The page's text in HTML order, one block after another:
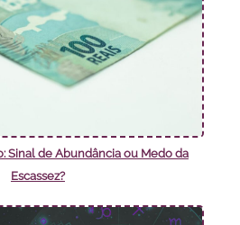
Sinal de Abundância ou Medo da
Escassez?